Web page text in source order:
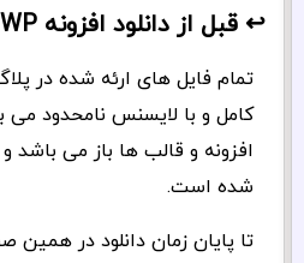
↩️ قبل از دانلود افزونه Affiliate WP
کامل و با لایسنس نامحدود می
افزونه و قالب ها باز می
شده است.
تا پایان زمان دانلود در همین